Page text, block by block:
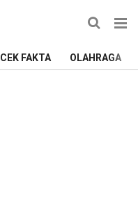
CEK FAKTA OLAHRAGA